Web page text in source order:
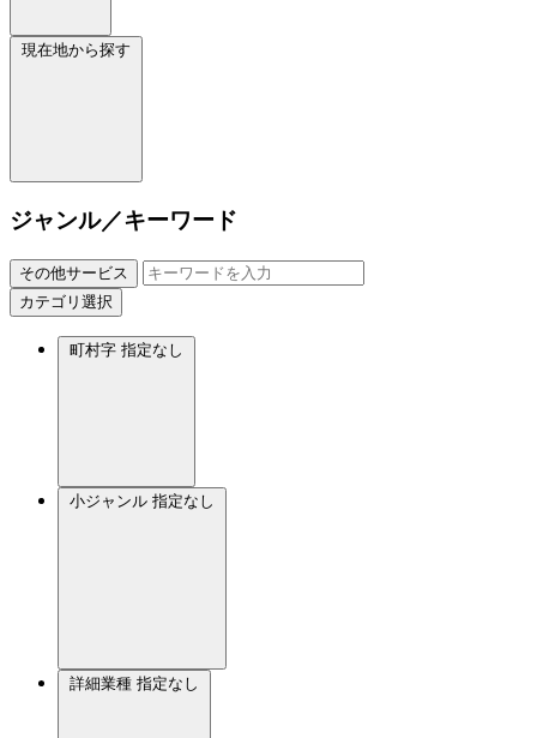
現在地から探す
ジャンル／キーワード
その他サービス
カテゴリ選択
町村字 指定なし
小ジャンル 指定なし
詳細業種 指定なし